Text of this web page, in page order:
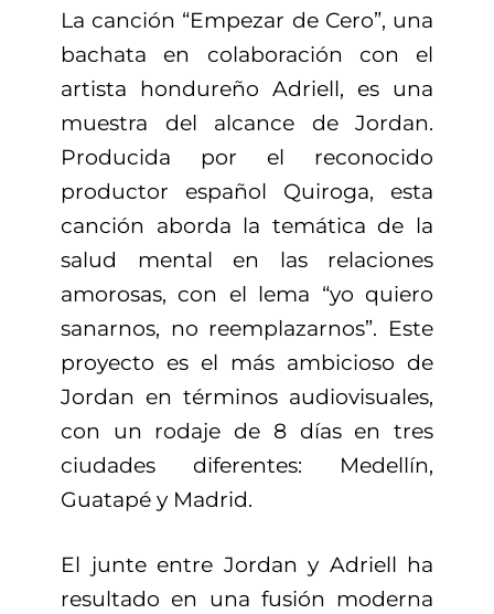
La canción “Empezar de Cero”, una
bachata en colaboración con el
artista hondureño Adriell, es una
muestra del alcance de Jordan.
Producida por el reconocido
productor español Quiroga, esta
canción aborda la temática de la
salud mental en las relaciones
amorosas, con el lema “yo quiero
sanarnos, no reemplazarnos”. Este
proyecto es el más ambicioso de
Jordan en términos audiovisuales,
con un rodaje de 8 días en tres
ciudades diferentes: Medellín,
Guatapé y Madrid.
El junte entre Jordan y Adriell ha
resultado en una fusión moderna